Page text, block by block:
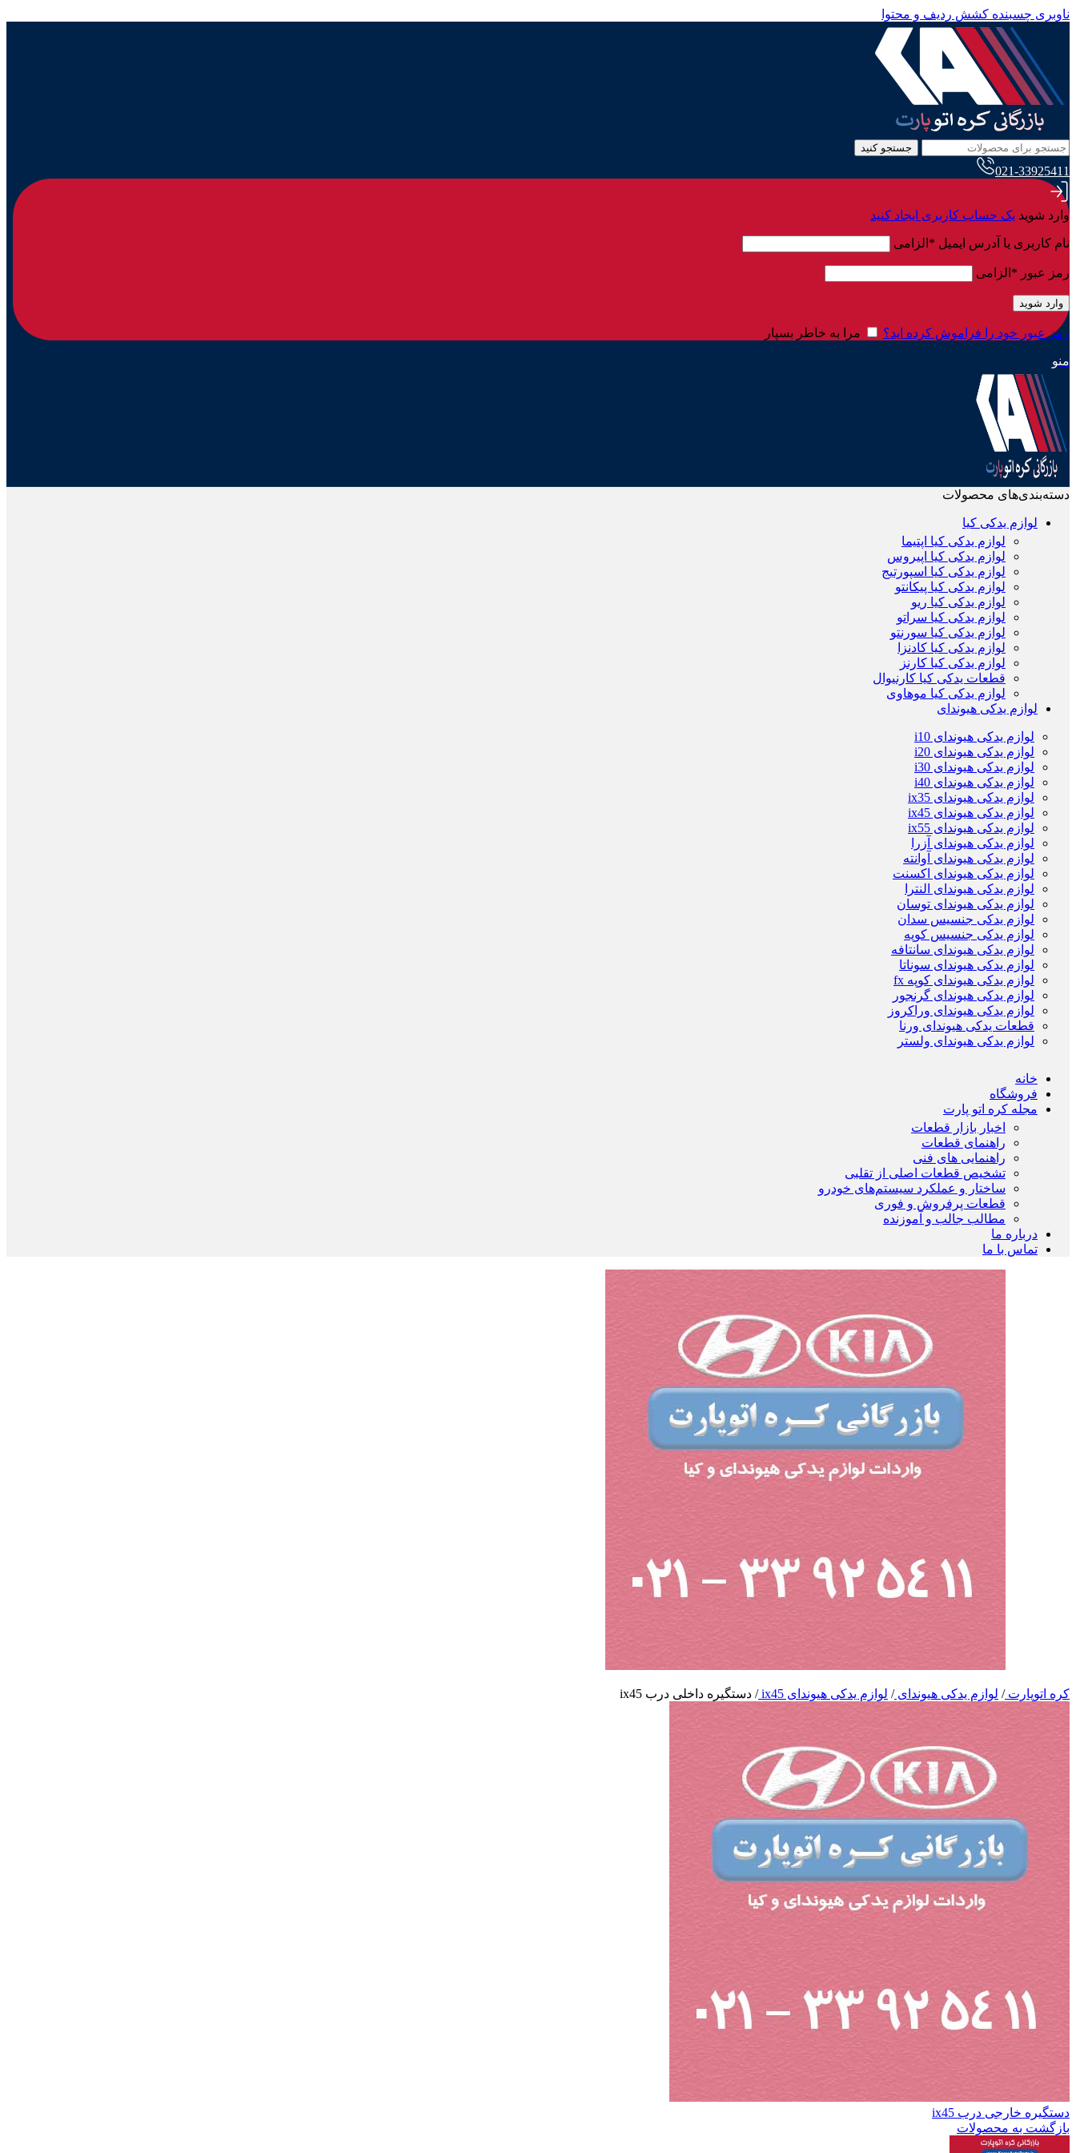
ناوبری چسبنده کشش ردیف و محتوا
جستجو کنید
021-33925411
وارد شوید یک حساب کاربری ایجاد کنید
نام کاربری یا آدرس ایمیل * الزامی
رمز عبور * الزامی
وارد شوید
رمز عبور خود را فراموش کرده اید؟ مرا به خاطر بسپار
منو
دسته‌بندی‌های محصولات
لوازم یدکی کیا
لوازم یدکی کیا اپتیما
لوازم یدکی کیا اپیروس
لوازم یدکی کیا اسپورتیج
لوازم یدکی کیا پیکانتو
لوازم یدکی کیا ریو
لوازم یدکی کیا سراتو
لوازم یدکی کیا سورنتو
لوازم یدکی کیا کادنزا
لوازم یدکی کیا کارنز
قطعات یدکی کیا کارنیوال
لوازم یدکی کیا موهاوی
لوازم یدکی هیوندای
لوازم یدکی هیوندای i10
لوازم یدکی هیوندای i20
لوازم یدکی هیوندای i30
لوازم یدکی هیوندای i40
لوازم یدکی هیوندای ix35
لوازم یدکی هیوندای ix45
لوازم یدکی هیوندای ix55
لوازم یدکی هیوندای آزرا
لوازم یدکی هیوندای آوانته
لوازم یدکی هیوندای اکسنت
لوازم یدکی هیوندای النترا
لوازم یدکی هیوندای توسان
لوازم یدکی جنسیس سدان
لوازم یدکی جنسیس کوپه
لوازم یدکی هیوندای سانتافه
لوازم یدکی هیوندای سوناتا
لوازم یدکی هیوندای کوپه fx
لوازم یدکی هیوندای گرنجور
لوازم یدکی هیوندای وراکروز
قطعات یدکی هیوندای ورنا
لوازم یدکی هیوندای ولستر
خانه
فروشگاه
مجله کره اتو پارت
اخبار بازار قطعات
راهنمای قطعات
راهنمایی های فنی
تشخیص قطعات اصلی از تقلبی
ساختار و عملکرد سیستم‌های خودرو
قطعات پرفروش و فوری
مطالب جالب و آموزنده
درباره ما
تماس با ما
کره اتوپارت/ لوازم یدکی هیوندای/ لوازم یدکی هیوندای ix45 / دستگیره داخلی درب ix45
دستگیره خارجی درب ix45
بازگشت به محصولات